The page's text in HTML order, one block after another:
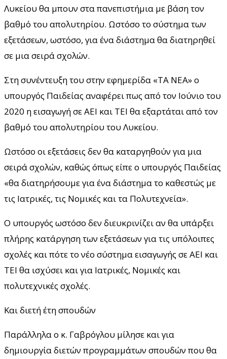
Λυκείου θα μπουν στα πανεπιστήμια με βάση τον
βαθμό του απολυτηρίου. Ωστόσο το σύστημα των
εξετάσεων, ωστόσο, για ένα διάστημα θα διατηρηθεί
σε μια σειρά σχολών.
Στη συνέντευξη του στην εφημερίδα «ΤΑ ΝΕΑ» ο
υπουργός Παιδείας αναφέρει πως από τον Ιούνιο του
2020 η εισαγωγή σε ΑΕΙ και ΤΕΙ θα εξαρτάται από τον
βαθμό του απολυτηρίου του Λυκείου.
Ωστόσο οι εξετάσεις δεν θα καταργηθούν για μια
σειρά σχολών, καθώς όπως είπε ο υπουργός Παιδείας
«θα διατηρήσουμε για ένα διάστημα το καθεστώς με
τις Ιατρικές, τις Νομικές και τα Πολυτεχνεία».
Ο υπουργός ωστόσο δεν διευκρινίζει αν θα υπάρξει
πλήρης κατάργηση των εξετάσεων για τις υπόλοιπες
σχολές και πότε το νέο σύστημα εισαγωγής σε ΑΕΙ και
ΤΕΙ θα ισχύσει και για Ιατρικές, Νομικές και
πολυτεχνικές σχολές.
Και διετή έτη σπουδών
Παράλληλα ο κ. Γαβρόγλου μίλησε και για
δημιουργία διετών προγραμμάτων σπουδών που θα